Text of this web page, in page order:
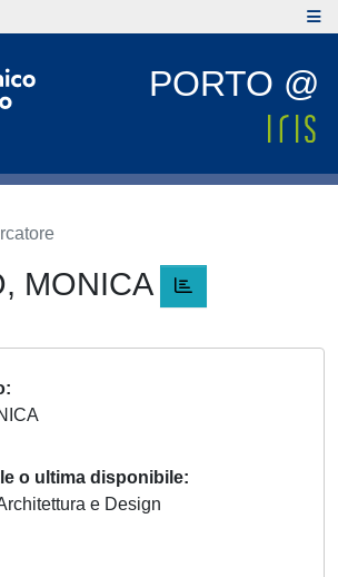
PORTO @
MONICA
o ultima disponibile
e Design